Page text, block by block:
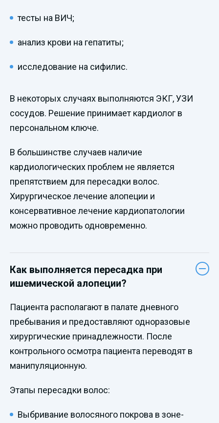
тесты на ВИЧ;
анализ крови на гепатиты;
исследование на сифилис.
В некоторых случаях выполняются ЭКГ, УЗИ
сосудов. Решение принимает кардиолог в
персональном ключе.
В большинстве случаев наличие
кардиологических проблем не является
препятствием для пересадки волос.
Хирургическое лечение алопеции и
консервативное лечение кардиопатологии
можно проводить одновременно.
Как выполняется пересадка при
ишемической алопеции?
Пациента располагают в палате дневного
пребывания и предоставляют одноразовые
хирургические принадлежности. После
контрольного осмотра пациента переводят в
манипуляционную.
Этапы пересадки волос:
Выбривание волосяного покрова в зоне-